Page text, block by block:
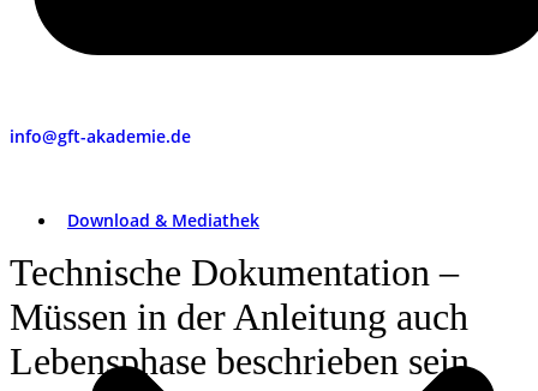
info@gft-akademie.de
Download & Mediathek
Technische Dokumentation –
Müssen in der Anleitung auch
Lebensphase beschrieben sein,